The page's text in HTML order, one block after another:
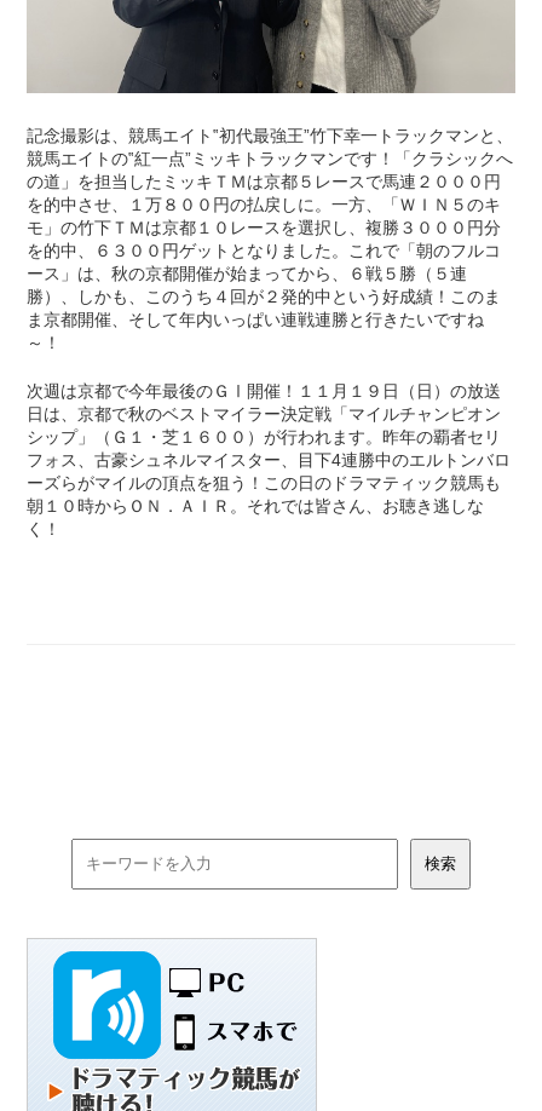
記念撮影は、競馬エイト‟初代最強王”竹下幸一トラックマンと、
競馬エイトの‟紅一点”ミッキトラックマンです！「クラシックへ
の道」を担当したミッキＴＭは京都５レースで馬連２０００円
を的中させ、１万８００円の払戻しに。一方、「ＷＩＮ５のキ
モ」の竹下ＴＭは京都１０レースを選択し、複勝３０００円分
を的中、６３００円ゲットとなりました。これで「朝のフルコ
ース」は、秋の京都開催が始まってから、６戦５勝（５連
勝）、しかも、このうち４回が２発的中という好成績！このま
ま京都開催、そして年内いっぱい連戦連勝と行きたいですね
～！
次週は京都で今年最後のＧⅠ開催！１１月１９日（日）の放送
日は、京都で秋のベストマイラー決定戦「マイルチャンピオン
シップ」（Ｇ１・芝１６００）が行われます。昨年の覇者セリ
フォス、古豪シュネルマイスター、目下4連勝中のエルトンバロ
ーズらがマイルの頂点を狙う！この日のドラマティック競馬も
朝１０時からＯＮ．ＡＩＲ。それでは皆さん、お聴き逃しな
く！